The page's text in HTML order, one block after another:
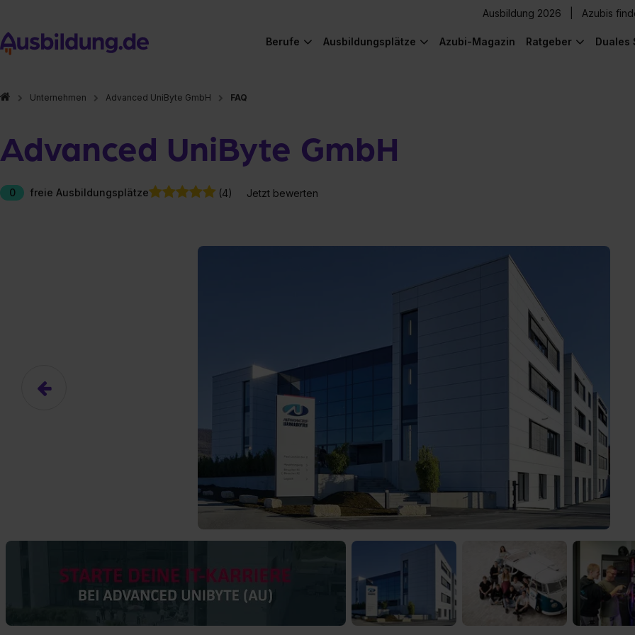
Ausbildung 2026 Azubis
Berufe Ausbildungsplätze Azubi-Magazin Ratgeber Duales
Unternehmen Advanced UniByte GmbH FAQ
Advanced UniByte GmbH
0 freie Ausbildungsplätze (4) Jetzt bewerten
Hier gibt es (eigentlich) was Cooles zu sehen!
Das hier ist ein Platzhalter für Video-Content von YouTube. Neugierig? Dann schalte die Inhalte jetzt
Ja, ich erlaube die externen Inhalte von YouTube.
Ich bin damit einverstanden, dass mir die externen Inhalte angezeigt werden. Personenbezogene Daten
an Drittplattformen übermittelt werden. Mehr Infos gibt es in der